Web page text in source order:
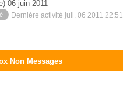
06 juin 2011
Dernière activité juil. 06 2011 22:51
Non Messages